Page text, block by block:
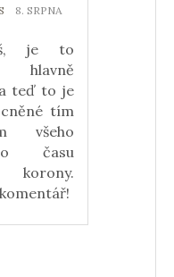
8. SRPNA
je to
hlavně
teď to je
tím
všeho
času